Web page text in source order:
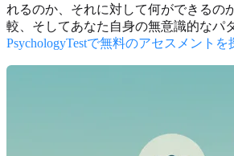
れるのか、それに対して何ができるの
較、そしてあなた自身の無意識的なパ
PsychologyTestで無料のアセスメントを